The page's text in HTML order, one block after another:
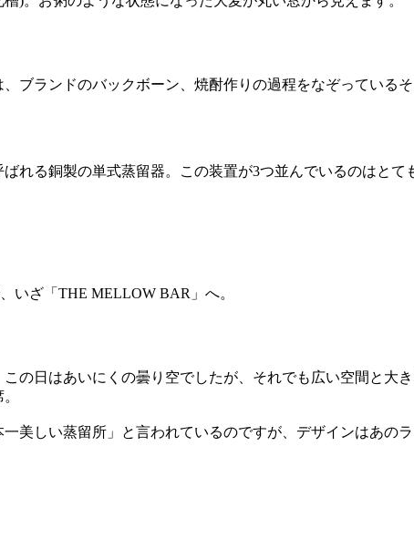
ブランドのバックボーン、焼酎作りの過程をなぞっている
れる銅製の単式蒸留器。この装置が3つ並んでいるのはと
いざ「THE MELLOW BAR」へ。
の日はあいにくの曇り空でしたが、それでも広い空間と大
美しい蒸留所」と言われているのですが、デザインはあの